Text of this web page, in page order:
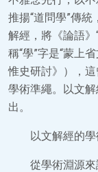
推揚“道問學”傳
解經，將《論語》
稱“學”字是“蒙上
惟史研討》），
學術準繩。以文
出。
以文解經的
從學術淵源